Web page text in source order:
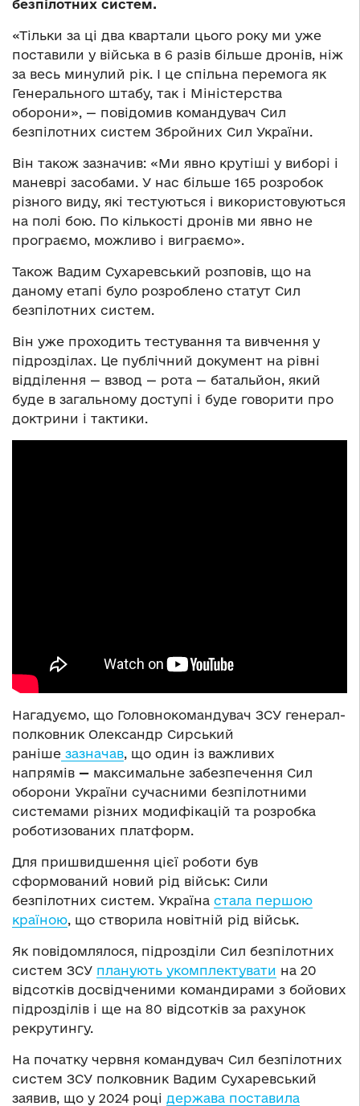
безпілотних систем.
«Тільки за ці два квартали цього року ми уже
поставили у війська в 6 разів більше дронів, ніж
за весь минулий рік. І це спільна перемога як
Генерального штабу, так і Міністерства
оборони», — повідомив командувач Сил
безпілотних систем Збройних Сил України.
Він також зазначив: «Ми явно крутіші у виборі і
маневрі засобами. У нас більше 165 розробок
різного виду, які тестуються і використовуються
на полі бою. По кількості дронів ми явно не
програємо, можливо і виграємо».
Також Вадим Сухаревський розповів, що на
даному етапі було розроблено статут Сил
безпілотних систем.
Він уже проходить тестування та вивчення у
підрозділах. Це публічний документ на рівні
відділення — взвод — рота — батальйон, який
буде в загальному доступі і буде говорити про
доктрини і тактики.
Нагадуємо, що Головнокомандувач ЗСУ генерал-
полковник Олександр Сирський
раніше зазначав, що один із важливих
напрямів — максимальне забезпечення Сил
оборони України сучасними безпілотними
системами різних модифікацій та розробка
роботизованих платформ.
Для пришвидшення цієї роботи був
сформований новий рід військ: Сили
безпілотних систем. Україна стала першою
країною, що створила новітній рід військ.
Як повідомлялося, підрозділи Сил безпілотних
систем ЗСУ планують укомплектувати на 20
відсотків досвідченими командирами з бойових
підрозділів і ще на 80 відсотків за рахунок
рекрутингу.
На початку червня командувач Сил безпілотних
систем ЗСУ полковник Вадим Сухаревський
заявив, що у 2024 році держава поставила